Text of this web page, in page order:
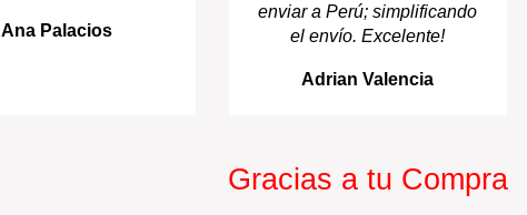
Ana Palacios
enviar a Perú; simplificando
el envío. Excelente!
Adrian Valencia
Gracias a tu Compra